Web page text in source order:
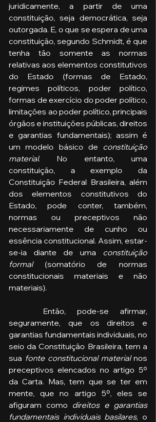
juridicamente, a partir de uma
constituição, seja democrática, seja
outorgada. E, o que se espera de uma
constituição, segundo Schmidt, é que
tenha tão somente as normas
relativas aos elementos constitutivos
do Estado (formas de Estado,
regimes políticos, poder político,
formas de exercício do poder político,
limitações ao poder político, principais
órgãos e instituições públicas, direitos
e garantias fundamentais); assim é
um modelo básico de constituição
material. No entanto, uma
constituição, a exemplo da
Constituição Federal Brasileira, além
dos elementos constitutivos do
Estado, pode conter, também,
normas ou preceptivos não
necessariamente de cunho ou
essência constitucional. Assim, estar-
se-ia diante de uma constituição
formal (somatório de normas
constitucionais materiais e não
materiais).
seguramente, que os direitos e
garantias fundamentais individuais, no
seio da Constituição Brasileira, tem a
sua fonte constitucional material nos
preceptivos elencados no artigo 5º
da Carta. Mas, tem que se ter em
mente, que no artigo 5º, eles se
afiguram como direitos e garantias
fundamentais individuais basilares, o